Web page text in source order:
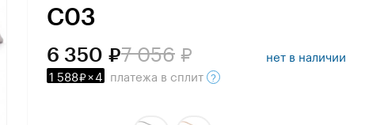
C03
7 056
6 350
1 588 ×4 платежа в сплит
нет в наличии